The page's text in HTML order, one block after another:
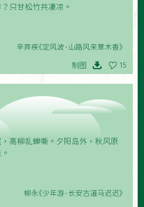
只甘松竹共凄凉。
辛弃疾《定风波·山路风来草木香》
制图 15
高柳乱蝉嘶。夕阳岛外，秋风原
柳永《少年游·长安古道马迟迟》